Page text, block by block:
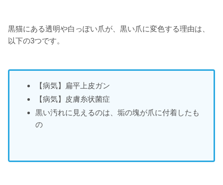
黒猫にある透明や白っぽい爪が、黒い爪に変色する理由は、
以下の3つです。
【病気】扁平上皮ガン
【病気】皮膚糸状菌症
黒い汚れに見えるのは、垢の塊が爪に付着したも
の